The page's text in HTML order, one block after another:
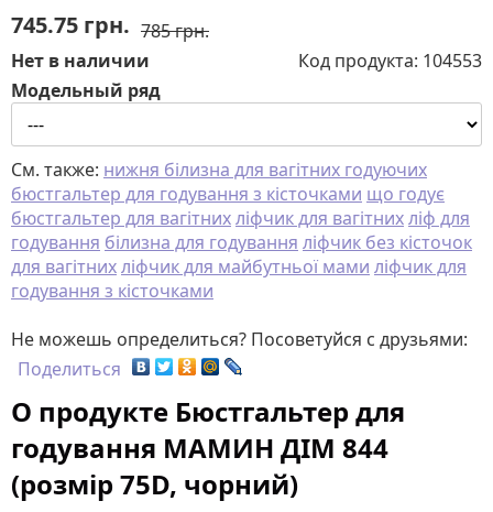
745.75 грн. 785 грн.
Нет в наличии
Код продукта: 104553
Модельный ряд
См. также: нижня білизна для вагітних годуючих
бюстгальтер для годування з кісточками що годує
бюстгальтер для вагітнихліфчик для вагітнихліф для
годування білизна для годування ліфчик без кісточок
для вагітнихліфчик для майбутньої мами ліфчик для
годування з кісточками
Не можешь определиться? Посоветуйся с друзьями:
Поделиться
О продукте Бюстгальтер для
годування МАМИН ДІМ 844
(розмір 75D, чорний)